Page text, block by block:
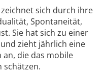
zeichnet sich durch ihre
Spontaneität,
Sie hat sich zu einer
zieht jährlich eine
an, die das mobile
schätzen.